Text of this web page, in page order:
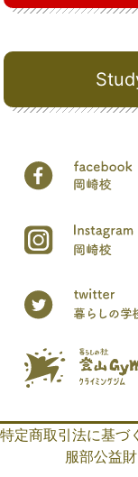
特定商取引法に基づ
服部公益